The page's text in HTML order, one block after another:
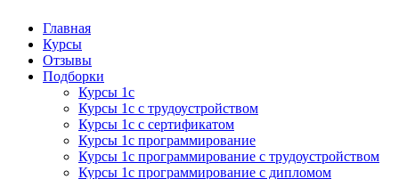
Курсы 1С
Курсы 1С официальная сертификация
Главная
Курсы
Отзывы
Подборки
Курсы 1с
Курсы 1с с трудоустройством
Курсы 1с с сертификатом
Курсы 1с программирование
Курсы 1с программирование с трудоустройством
Курсы 1с программирование с дипломом